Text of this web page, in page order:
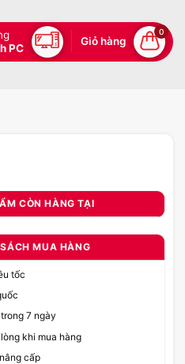
PC
Giỏ hàng
0
CÒN HÀNG TẠI
MUA HÀNG
tốc
7 ngày
khi mua hàng
cấp